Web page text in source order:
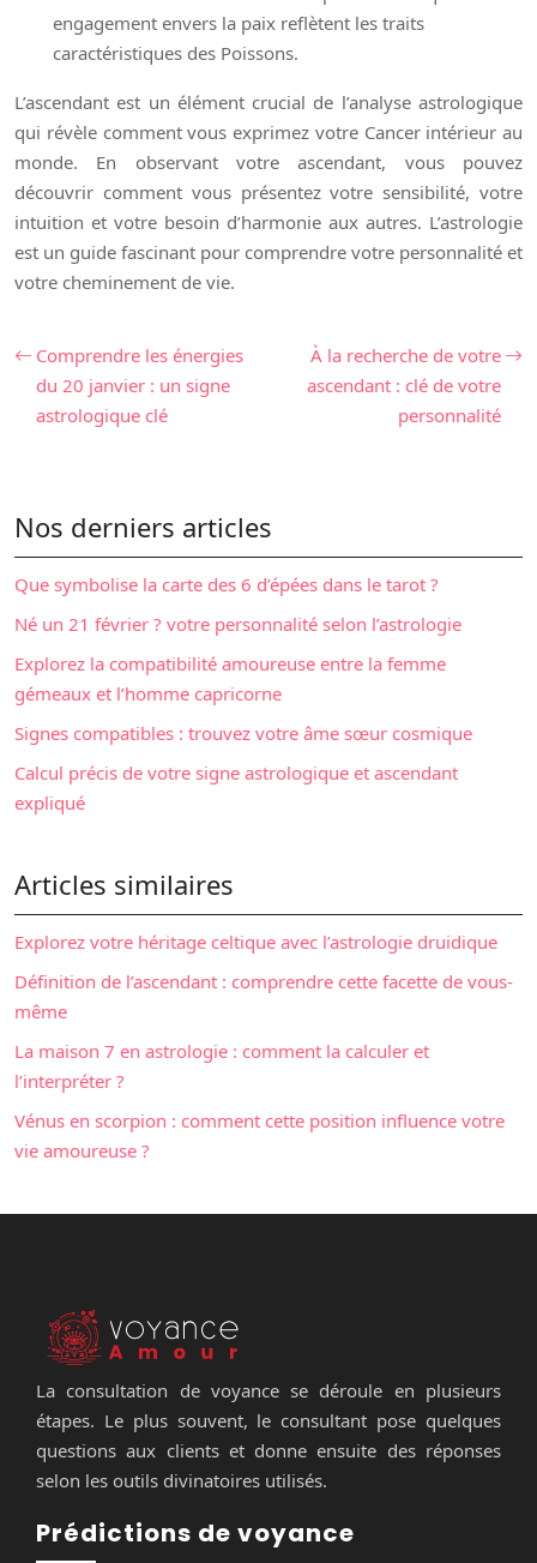
engagement envers la paix reflètent les traits
caractéristiques des Poissons.
L’ascendant est un élément crucial de l’analyse astrologique
qui révèle comment vous exprimez votre Cancer intérieur au
monde. En observant votre ascendant, vous pouvez
découvrir comment vous présentez votre sensibilité, votre
intuition et votre besoin d’harmonie aux autres. L’astrologie
est un guide fascinant pour comprendre votre personnalité et
votre cheminement de vie.
Comprendre les énergies
du 20 janvier : un signe
astrologique clé
À la recherche de votre
ascendant : clé de votre
personnalité
Nos derniers articles
Que symbolise la carte des 6 d’épées dans le tarot ?
Né un 21 février ? votre personnalité selon l’astrologie
Explorez la compatibilité amoureuse entre la femme
gémeaux et l’homme capricorne
Signes compatibles : trouvez votre âme sœur cosmique
Calcul précis de votre signe astrologique et ascendant
expliqué
Articles similaires
Explorez votre héritage celtique avec l’astrologie druidique
Définition de l’ascendant : comprendre cette facette de vous-
même
La maison 7 en astrologie : comment la calculer et
l’interpréter ?
Vénus en scorpion : comment cette position influence votre
vie amoureuse ?
La consultation de voyance se déroule en plusieurs
étapes. Le plus souvent, le consultant pose quelques
questions aux clients et donne ensuite des réponses
selon les outils divinatoires utilisés.
Prédictions de voyance